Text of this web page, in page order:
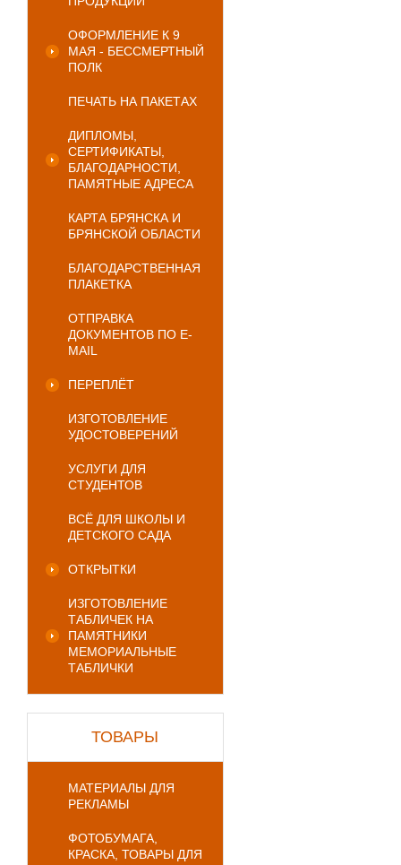
ОФОРМЛЕНИЕ К 9
МАЯ - БЕССМЕРТНЫЙ
ПОЛК
ПЕЧАТЬ НА ПАКЕТАХ
ДИПЛОМЫ,
СЕРТИФИКАТЫ,
БЛАГОДАРНОСТИ,
ПАМЯТНЫЕ АДРЕСА
КАРТА БРЯНСКА И
БРЯНСКОЙ ОБЛАСТИ
БЛАГОДАРСТВЕННАЯ
ПЛАКЕТКА
ОТПРАВКА
ДОКУМЕНТОВ ПО E-
MAIL
ПЕРЕПЛЁТ
ИЗГОТОВЛЕНИЕ
УДОСТОВЕРЕНИЙ
УСЛУГИ ДЛЯ
СТУДЕНТОВ
ВСЁ ДЛЯ ШКОЛЫ И
ДЕТСКОГО САДА
ОТКРЫТКИ
ИЗГОТОВЛЕНИЕ
ТАБЛИЧЕК НА
ПАМЯТНИКИ
МЕМОРИАЛЬНЫЕ
ТАБЛИЧКИ
ТОВАРЫ
МАТЕРИАЛЫ ДЛЯ
РЕКЛАМЫ
ФОТОБУМАГА,
КРАСКА, ТОВАРЫ ДЛЯ